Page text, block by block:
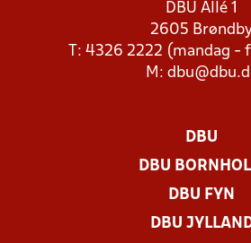
DBU Allé 1
2605
T: 4326 2222 (mandag -
M:
DBU
DBU
DBU FYN
DBU